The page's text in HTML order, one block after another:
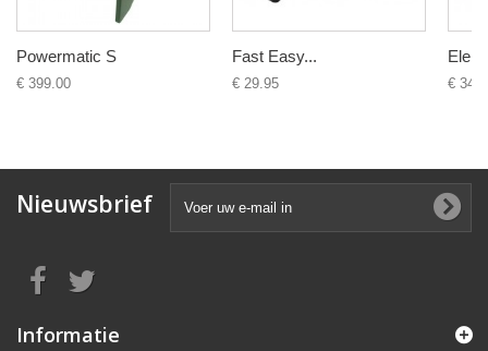
Powermatic S
€ 399.00
Fast Easy...
€ 29.95 €
Nieuwsbrief
Informatie